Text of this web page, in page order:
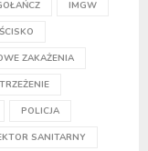
IMGW
ZAKAŻENIA
POLICJA
SANITARNY